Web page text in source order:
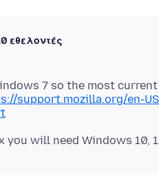
εθελοντές
7 so the most
support.mozilla.org/en-
will need Windows 10,